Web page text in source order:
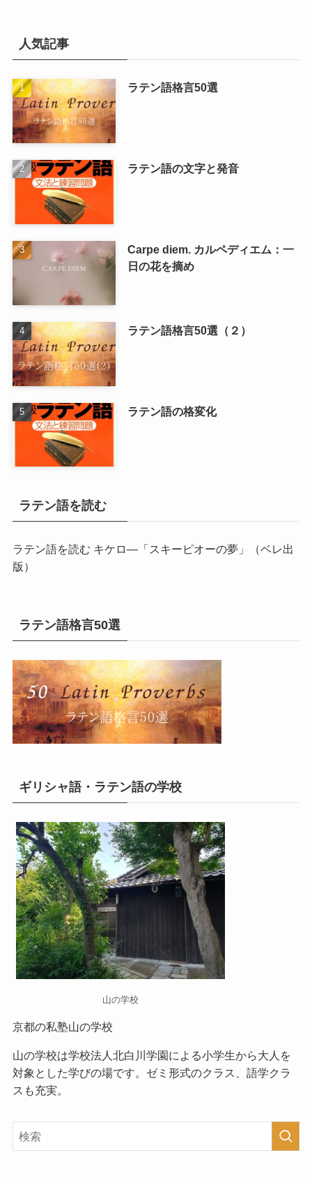
人気記事
ラテン語格言50選
ラテン語の文字と発音
Carpe diem. カルペディエム：一
日の花を摘め
ラテン語格言50選（２）
ラテン語の格変化
ラテン語を読む
ラテン語を読む キケロ―「スキーピオーの夢」
（ベレ出
版）
ラテン語格言50選
ギリシャ語・ラテン語の学校
山の学校
京都の私塾山の学校
山の学校は学校法人北白川学園による小学生から大人を
対象とした学びの場です。ゼミ形式のクラス、語学クラ
スも充実。